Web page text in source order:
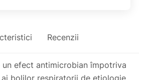
Recenzii
efect antimicrobian împotriva